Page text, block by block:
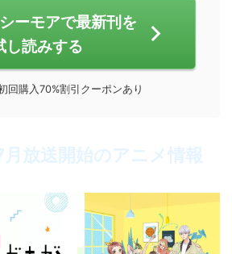
ーモアで最新刊を
し読みする
回購入70%割引クーポンあり
放送開始のアニメ情報